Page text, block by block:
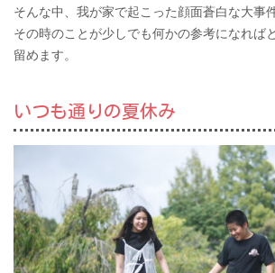
そんな中、我が家で起こった顔面蒼白な大事件
その時のことが少しでも何かの参考になれば
留めます。
いつも通りの夏休み